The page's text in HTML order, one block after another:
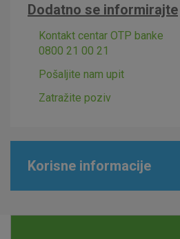
Dodatno se informirajte
Kontakt centar OTP banke
0800 21 00 21
Pošaljite nam upit
Zatražite poziv
Korisne informacije
Ovi kolačići nužni su za
ne mogu se isključiti u našim
postavljaju kao odgovor na vaše
možete postaviti da blokira te
kolačići ne pohranjuju nikakve